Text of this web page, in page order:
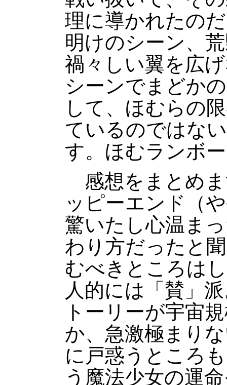
理に導かれたの
明けのシーン、
禍々しい翼を広
シーンでまどか
して、ほむらの
ているのではな
す。ほむランボ
感想をまとめ
ッピーエンド（
驚いたし心温ま
わり方だったと
むべきところは
人的には「賛」
トーリーが宇宙
か、急激極まり
に戸惑うところ
う魔法少女の運